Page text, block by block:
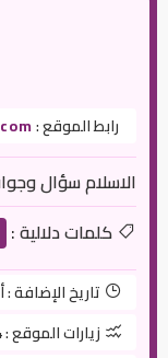
رابط الموقع :
الاسلام سؤال
كلمات دلالية :
تاريخ الإضافة :
زيارات الموقع :